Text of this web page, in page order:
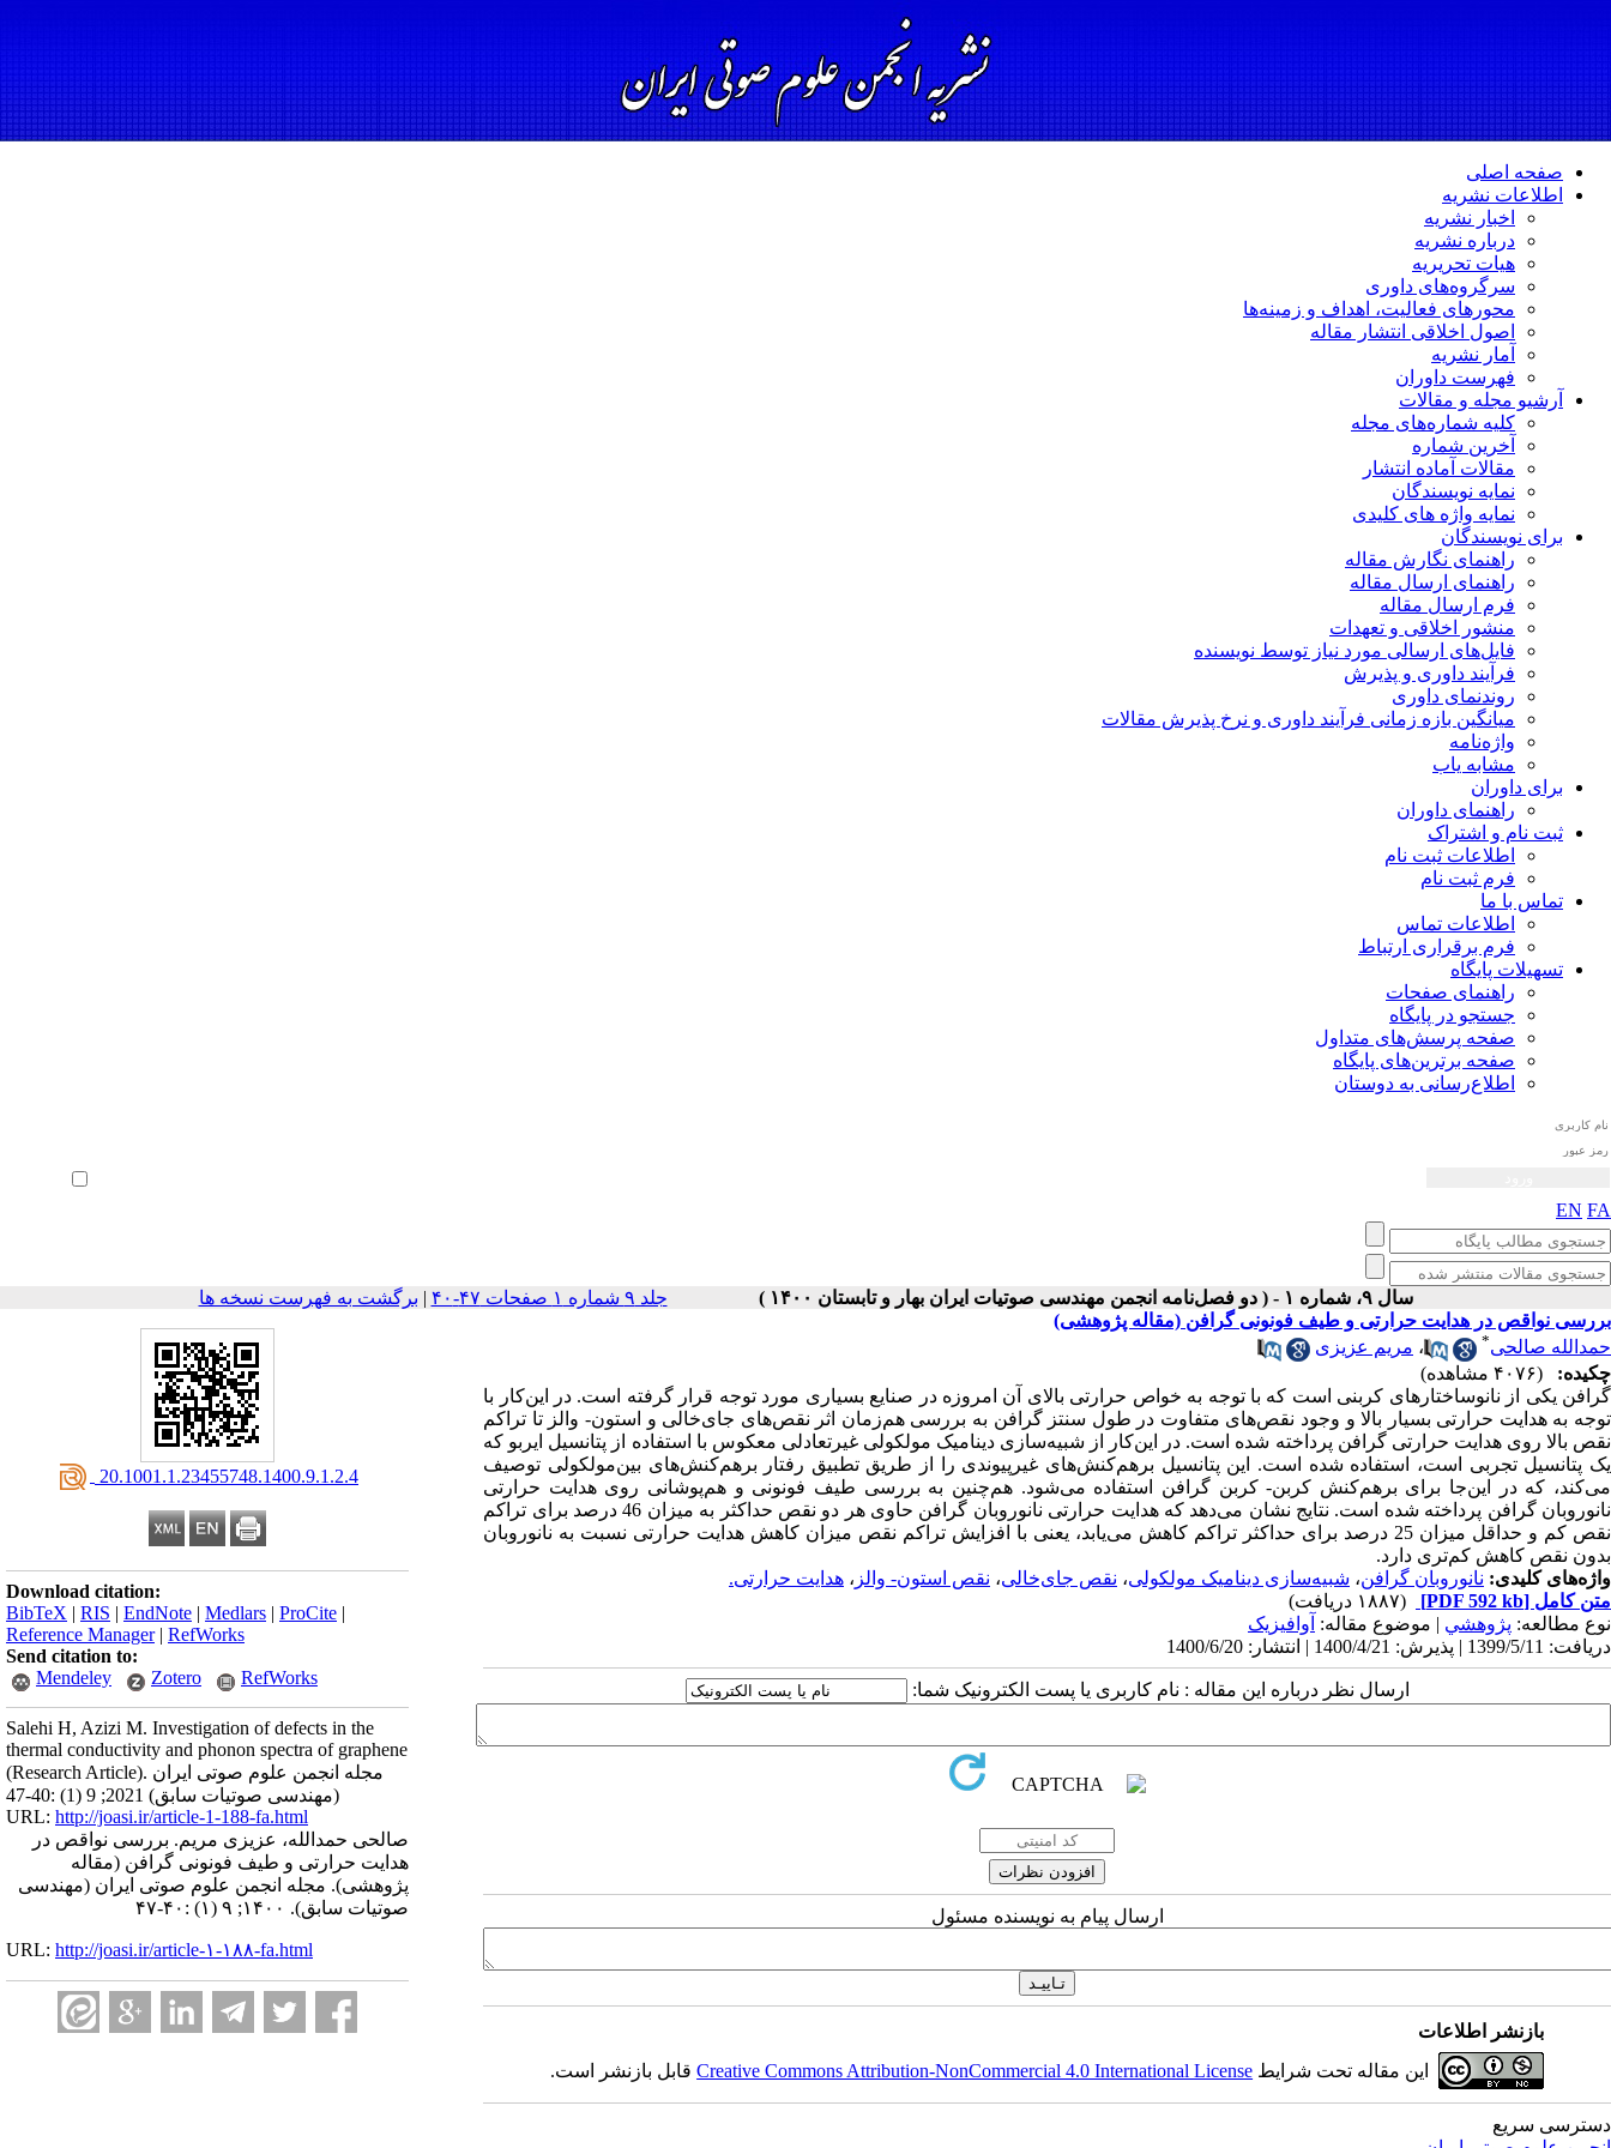
صفحه اصلی
اطلاعات نشریه
اخبار نشریه
درباره نشریه
هیات تحریریه
سرگروه‌های داوری
محورهای فعالیت، اهداف و زمینه‌ها
اصول اخلاقی انتشار مقاله
آمار نشریه
فهرست داوران
آرشیو مجله و مقالات
کلیه شماره‌های مجله
آخرین شماره
مقالات آماده انتشار
نمایه نویسندگان
نمایه واژه های کلیدی
برای نویسندگان
راهنمای نگارش مقاله
راهنمای ارسال مقاله
فرم ارسال مقاله
منشور اخلاقی و تعهدات
فایل‌های ارسالی مورد نیاز توسط نویسنده
فرآیند داوری و پذیرش
روندنمای داوری
میانگین بازه زمانی فرآیند داوری و نرخ پذیرش مقالات
واژه‌نامه
مشابه یاب
برای داوران
راهنمای داوران
ثبت نام و اشتراک
اطلاعات ثبت نام
فرم ثبت نام
تماس با ما
اطلاعات تماس
فرم برقراری ارتباط
تسهیلات پایگاه
راهنمای صفحات
جستجو در پایگاه
صفحه پرسش‌های متداول
صفحه برترین‌های پایگاه
اطلاع‌رسانی به دوستان
EN FA
سال ۹، شماره ۱ - ( دو فصل‌نامه انجمن مهندسی صوتیات ايران بهار و تابستان ۱۴۰۰ ) جلد ۹ شماره ۱ صفحات ۴۷-۴۰ | برگشت به فهرست نسخه ها
‎ 20.1001.1.23455748.1400.9.1.2.4
Download citation:
BibTeX | RIS | EndNote | Medlars | ProCite |
Reference Manager| RefWorks
Send citation to:
Mendeley
Zotero RefWorks
Salehi H, Azizi M. Investigation of defects in the
thermal conductivity and phonon spectra of graphene
(Research Article). مجله انجمن علوم صوتی ایران
(مهندسی صوتیات سابق) 2021; 9 (1) :40-47
URL: http://joasi.ir/article-1-188-fa.html
صالحی حمدالله، عزیزی مریم. بررسی نواقص در
هدایت حرارتی و طیف فونونی گرافن (مقاله
پژوهشی). مجله انجمن علوم صوتی ایران (مهندسی
صوتیات سابق). ۱۴۰۰; ۹ (۱) :۴۰-۴۷
URL: http://joasi.ir/article-۱-۱۸۸-fa.html
بررسی نواقص در هدایت حرارتی و طیف فونونی گرافن (مقاله پژوهشی)
حمدالله صالحی* ، مریم عزیزی
چکیده:
(۴۰۷۶ مشاهده)
گرافن یکی از نانو‌ساختارهای کربنی است که با توجه به خواص حرارتی بالای آن امروزه در صنایع بسیاری مورد توجه قرار گرفته است. در این‌کار با
توجه به هدایت حرارتی بسیار بالا و وجود نقص‌های متفاوت در طول سنتز گرافن به بررسی هم‌زمان اثر نقص‌های جای‌خالی و استون- والز تا تراکم
نقص بالا روی هدایت حرارتی گرافن پرداخته شده است. در این‌کار از شبیه‌سازی دینامیک مولکولی غیر‌تعادلی معکوس با استفاده از پتانسیل ایربو که
یک پتانسیل تجربی است، استفاده شده است. این پتانسیل بر‌هم‌کنش‌های غیر‌پیوندی را از طریق تطبیق رفتار بر‌هم‌کنش‌های بین‌مولکولی توصیف
می‌کند، که در این‌جا برای برهم‌کنش کربن- کربن گرافن استفاده می‌شود. هم‌چنین به بررسی طیف فونونی و هم‌پوشانی روی هدایت حرارتی
نانو‌روبان گرافن پرداخته شده است. نتایج نشان می‌دهد که هدایت حرارتی نانو‌روبان گرافن حاوی هر دو نقص حداکثر به میزان 46 درصد برای تراکم
نقص کم و حداقل میزان 25 درصد برای حداکثر تراکم کاهش می‌یابد، یعنی با افزایش تراکم نقص میزان کاهش هدایت حرارتی نسبت به نانو‌روبان
بدون نقص کاهش کم‌تری دارد.
واژه‌های کلیدی: نانو‌روبان گرافن، شبیه‌سازی دینامیک مولکولی، نقص جای‌خالی، نقص استون-‌ والز ، هدایت حرارتی.
متن کامل [PDF 592 kb]
(۱۸۸۷ دریافت)
نوع مطالعه: پژوهشي | موضوع مقاله: آوافیزیک
دریافت: 1399/5/11 | پذیرش: 1400/4/21 | انتشار: 1400/6/20
ارسال نظر درباره این مقاله : نام کاربری یا پست الکترونیک شما:
ارسال پیام به نویسنده مسئول
بازنشر اطلاعات
این مقاله تحت شرایط Creative Commons Attribution-NonCommercial 4.0 International Licenseقابل بازنشر است.
دسترسی سریع